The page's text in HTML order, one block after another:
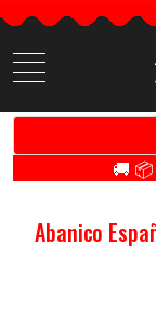
Buscar
productos
🚚 📦
Abanico